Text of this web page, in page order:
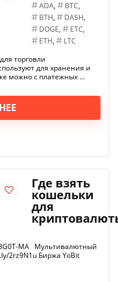
ADA, BTC,
BTH, DASH,
DOGE, ETC,
ETH,
LTC
торговли
для хранения и
можно с платежных ...
Где взять
кошельки
для
MA Мультивалютный
2rz9N1u Биржа YoBit